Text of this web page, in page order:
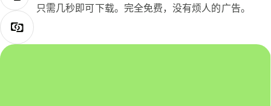
只需几秒即可下载。完全免费，没有烦人的广告。